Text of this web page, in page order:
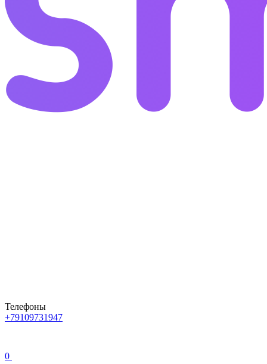
Телефоны
+79109731947
0